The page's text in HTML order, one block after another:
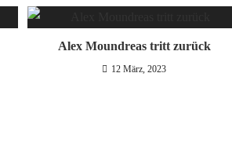
Alex Moundreas tritt zurück
12 März, 2023